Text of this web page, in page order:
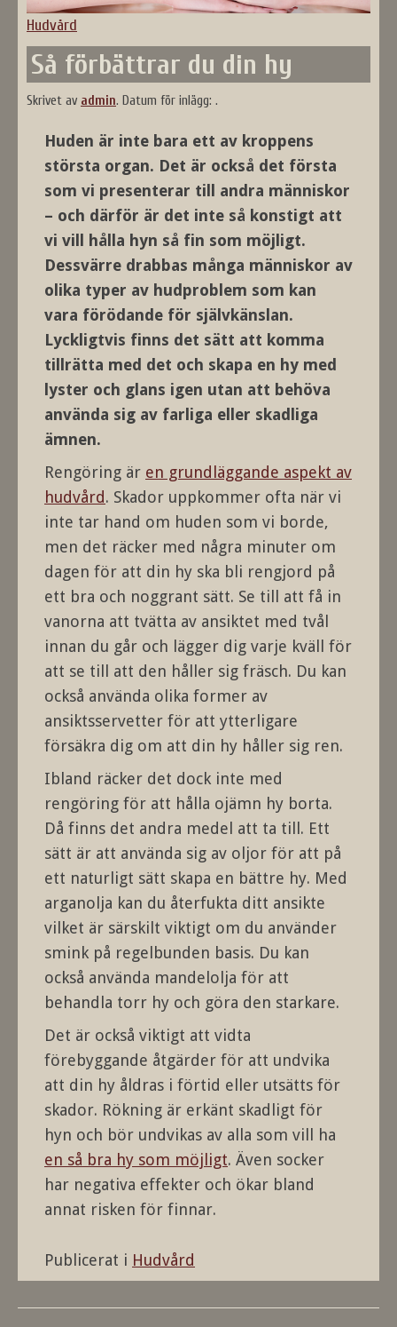
Hudvård
Så förbättrar du din hy
Skrivet av admin. Datum för inlägg: .
Huden är inte bara ett av kroppens
största organ. Det är också det första
som vi presenterar till andra människor
– och därför är det inte så konstigt att
vi vill hålla hyn så fin som möjligt.
Dessvärre drabbas många människor av
olika typer av hudproblem som kan
vara förödande för självkänslan.
Lyckligtvis finns det sätt att komma
tillrätta med det och skapa en hy med
lyster och glans igen utan att behöva
använda sig av farliga eller skadliga
ämnen.
Rengöring är en grundläggande aspekt av
hudvård. Skador uppkommer ofta när vi
inte tar hand om huden som vi borde,
men det räcker med några minuter om
dagen för att din hy ska bli rengjord på
ett bra och noggrant sätt. Se till att få in
vanorna att tvätta av ansiktet med tvål
innan du går och lägger dig varje kväll för
att se till att den håller sig fräsch. Du kan
också använda olika former av
ansiktsservetter för att ytterligare
försäkra dig om att din hy håller sig ren.
Ibland räcker det dock inte med
rengöring för att hålla ojämn hy borta.
Då finns det andra medel att ta till. Ett
sätt är att använda sig av oljor för att på
ett naturligt sätt skapa en bättre hy. Med
arganolja kan du återfukta ditt ansikte
vilket är särskilt viktigt om du använder
smink på regelbunden basis. Du kan
också använda mandelolja för att
behandla torr hy och göra den starkare.
Det är också viktigt att vidta
förebyggande åtgärder för att undvika
att din hy åldras i förtid eller utsätts för
skador. Rökning är erkänt skadligt för
hyn och bör undvikas av alla som vill ha
en så bra hy som möjligt. Även socker
har negativa effekter och ökar bland
annat risken för finnar.
Publicerat i Hudvård